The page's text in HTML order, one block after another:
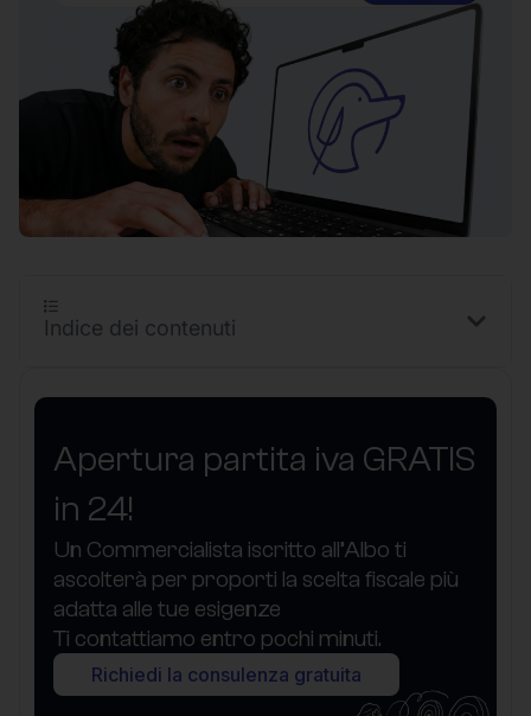
Apertura partita iva GRATIS
in 24!
Un Commercialista iscritto all’Albo ti
ascolterà per proporti la scelta fiscale più
adatta alle tue esigenze
Ti contattiamo entro pochi minuti.
Richiedi la consulenza gratuita
Indice dei contenuti